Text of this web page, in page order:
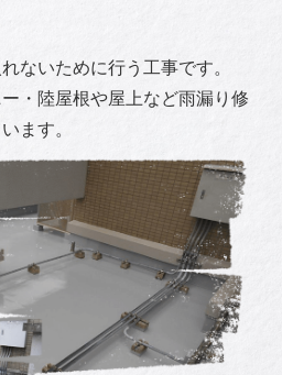
ないために行う工事です。
・陸屋根や屋上など雨漏り修
ます。